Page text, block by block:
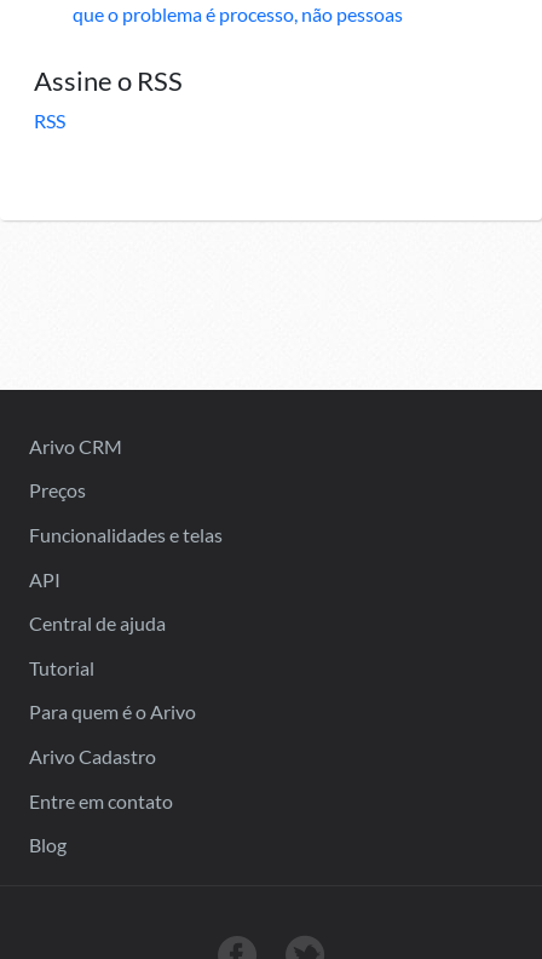
que o problema é processo, não pessoas
Assine o RSS
RSS
Arivo CRM
Preços
Funcionalidades e telas
API
Central de ajuda
Tutorial
Para quem é o Arivo
Arivo Cadastro
Entre em contato
Blog
Nossa página no Facebook
Siga-nos no Twitter